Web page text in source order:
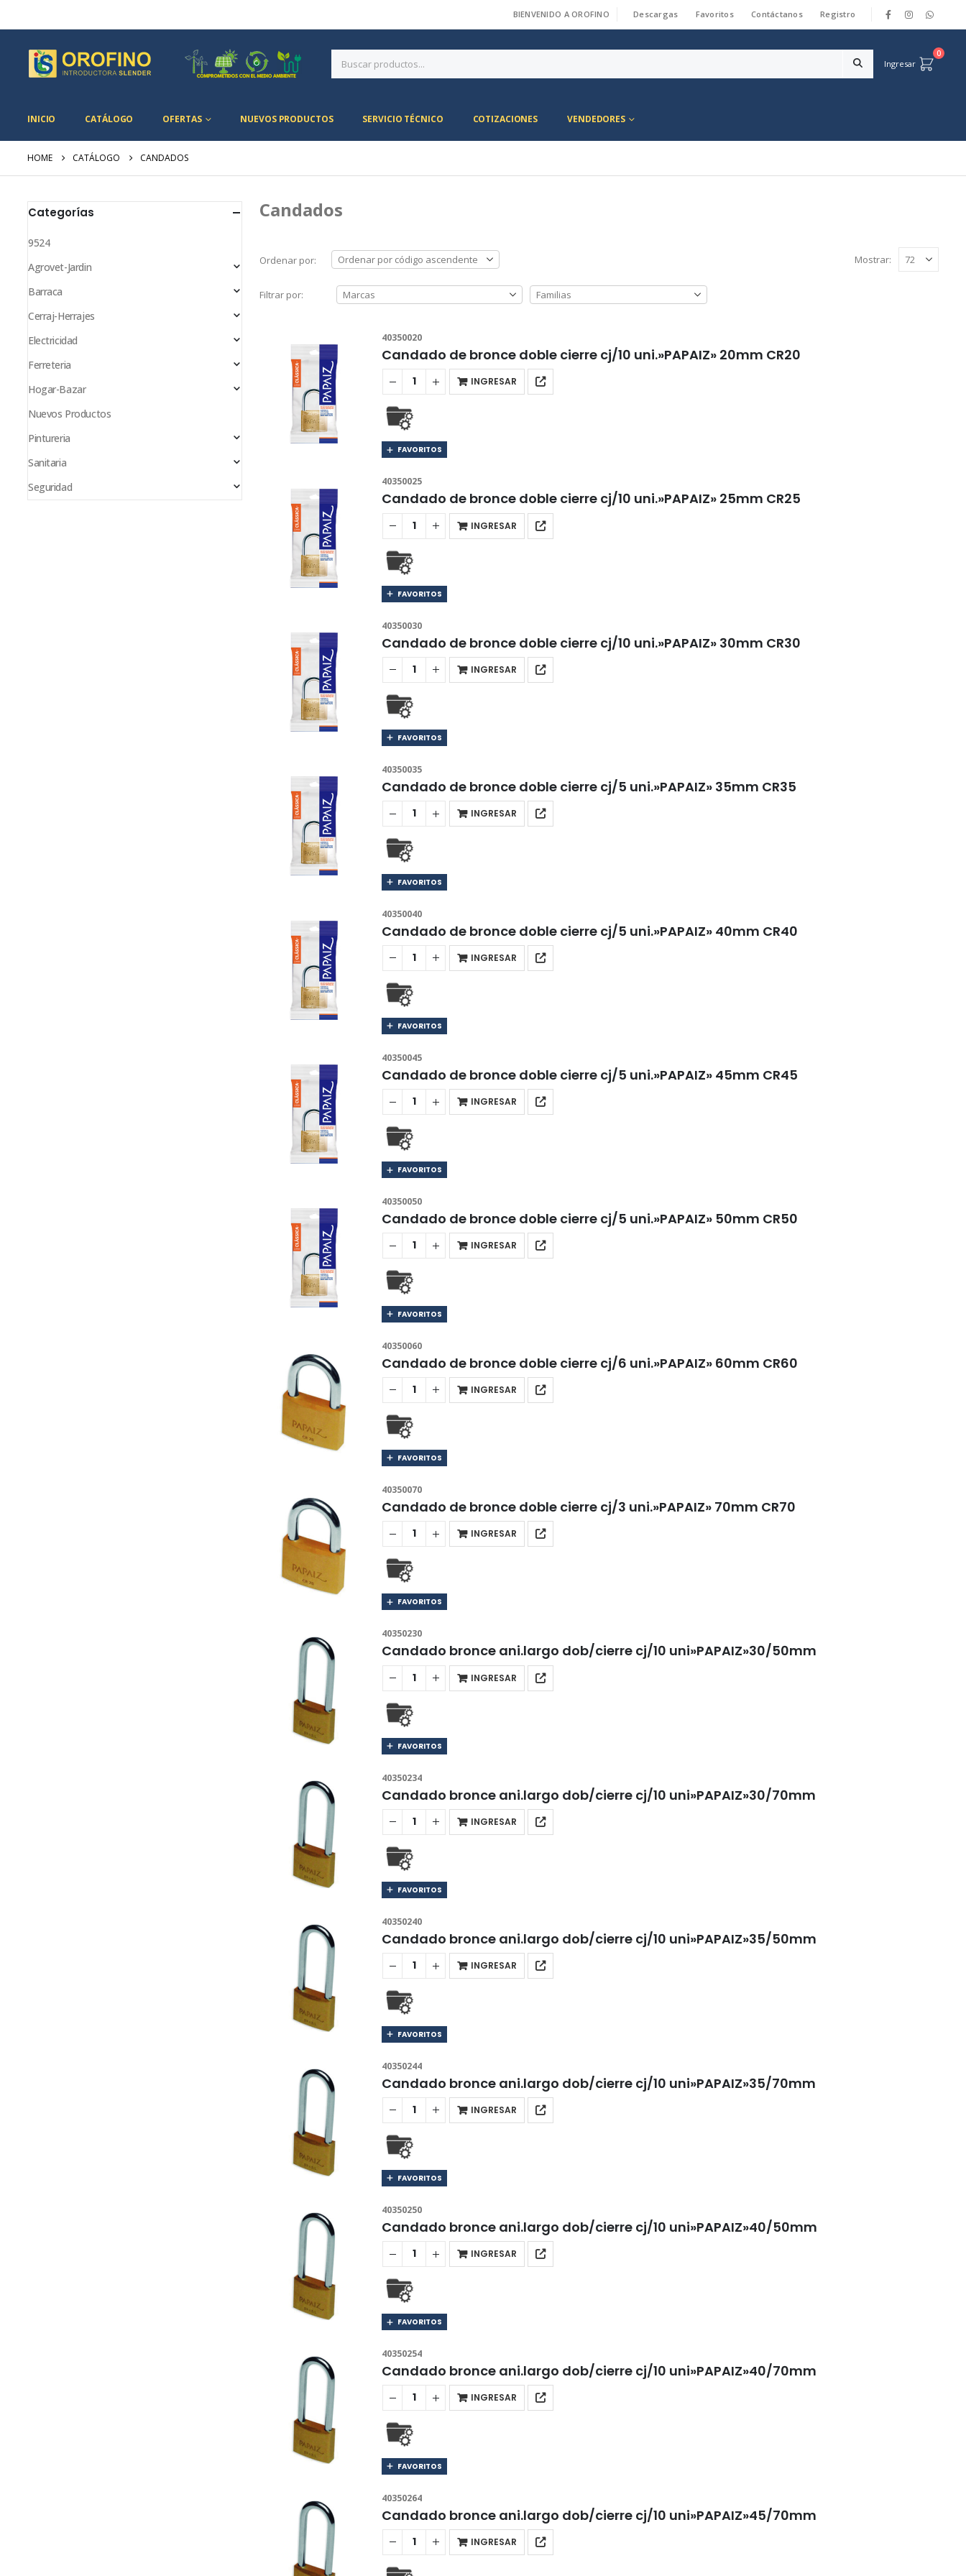
BIENVENIDO A OROFINO Descargas Favoritos Contáctanos Registro
Ingresar
0
INICIO CATÁLOGO OFERTAS NUEVOS PRODUCTOS SERVICIO TÉCNICO COTIZACIONES VENDEDORES
HOME CATÁLOGO CANDADOS
Candados
Ordenar por: Mostrar:
Filtrar por:
40350020
Candado de bronce doble cierre cj/10 uni.»PAPAIZ» 20mm CR20
INGRESAR
FAVORITOS
40350025
Candado de bronce doble cierre cj/10 uni.»PAPAIZ» 25mm CR25
INGRESAR
FAVORITOS
40350030
Candado de bronce doble cierre cj/10 uni.»PAPAIZ» 30mm CR30
INGRESAR
FAVORITOS
40350035
Candado de bronce doble cierre cj/5 uni.»PAPAIZ» 35mm CR35
INGRESAR
FAVORITOS
40350040
Candado de bronce doble cierre cj/5 uni.»PAPAIZ» 40mm CR40
INGRESAR
FAVORITOS
40350045
Candado de bronce doble cierre cj/5 uni.»PAPAIZ» 45mm CR45
INGRESAR
FAVORITOS
40350050
Candado de bronce doble cierre cj/5 uni.»PAPAIZ» 50mm CR50
INGRESAR
FAVORITOS
40350060
Candado de bronce doble cierre cj/6 uni.»PAPAIZ» 60mm CR60
INGRESAR
FAVORITOS
40350070
Candado de bronce doble cierre cj/3 uni.»PAPAIZ» 70mm CR70
INGRESAR
FAVORITOS
40350230
Candado bronce ani.largo dob/cierre cj/10 uni»PAPAIZ»30/50mm
INGRESAR
FAVORITOS
40350234
Candado bronce ani.largo dob/cierre cj/10 uni»PAPAIZ»30/70mm
INGRESAR
FAVORITOS
40350240
Candado bronce ani.largo dob/cierre cj/10 uni»PAPAIZ»35/50mm
INGRESAR
FAVORITOS
40350244
Candado bronce ani.largo dob/cierre cj/10 uni»PAPAIZ»35/70mm
INGRESAR
FAVORITOS
40350250
Candado bronce ani.largo dob/cierre cj/10 uni»PAPAIZ»40/50mm
INGRESAR
FAVORITOS
40350254
Candado bronce ani.largo dob/cierre cj/10 uni»PAPAIZ»40/70mm
INGRESAR
FAVORITOS
40350264
Candado bronce ani.largo dob/cierre cj/10 uni»PAPAIZ»45/70mm
INGRESAR
Categorías
9524
Agrovet-Jardin
Barraca
Cerraj-Herrajes
Electricidad
Ferreteria
Hogar-Bazar
Nuevos Productos
Pintureria
Sanitaria
Seguridad